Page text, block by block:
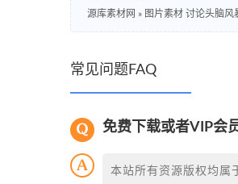
源库素材网 » 图片素材 讨论头脑风
常见问题FAQ
免费下载或者VIP会
本站所有资源版权均属